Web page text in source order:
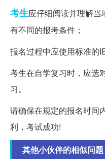
考生应仔细阅读并理解
有不同的报考条件；
报名过程中应使用标准的
考生在自学复习时，应选
习。
请确保在规定的报名时间
利，考试成功!
其他小伙伴的相似问题